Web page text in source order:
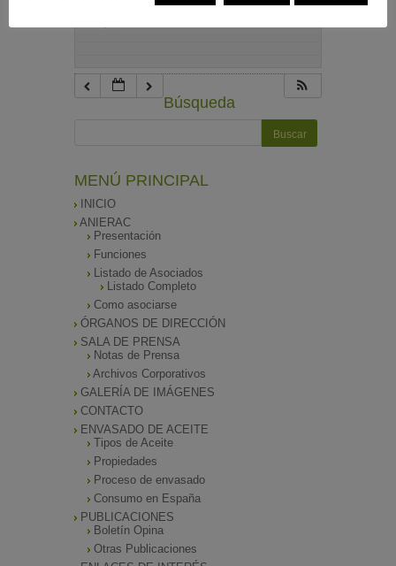
Búsqueda
MENÚ PRINCIPAL
INICIO
ANIERAC
Presentación
Funciones
Listado de Asociados
Listado Completo
Como asociarse
ÓRGANOS DE DIRECCIÓN
SALA DE PRENSA
Notas de Prensa
Archivos Corporativos
GALERÍA DE IMÁGENES
CONTACTO
ENVASADO DE ACEITE
Tipos de Aceite
Propiedades
Proceso de envasado
Consumo en España
PUBLICACIONES
Boletín Opina
Otras Publicaciones